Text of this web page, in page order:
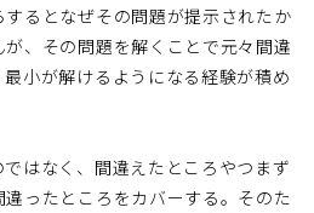
るとなぜその問題が提示されたか
、その問題を解くことで元々間違
小が解けるようになる経験が積め
はなく、間違えたところやつまず
ったところをカバーする。そのた